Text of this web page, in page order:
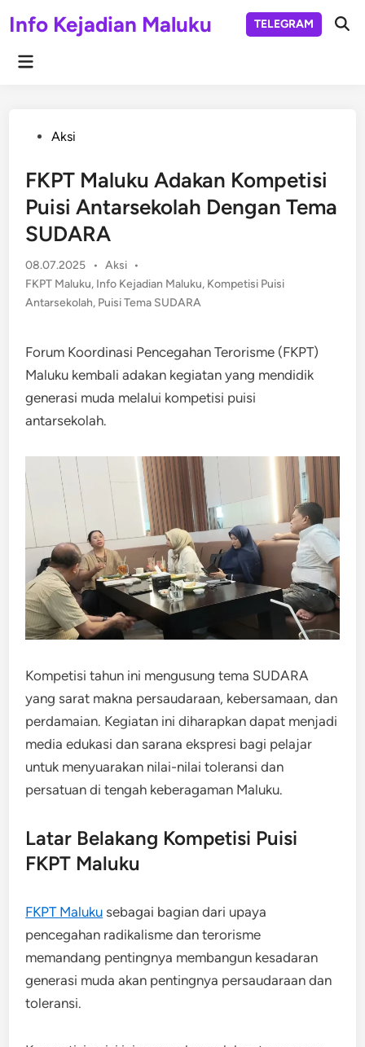
toInfo Kejadian Maluku TELEGRAM
Main
PostedAksi
FKPT Maluku Adakan Kompetisi
Puisi Antarsekolah Dengan Tema
SUDARA
08.07.2025 • Posted
in
Aksi •
FKPT Maluku, Info Kejadian Maluku, Kompetisi Puisi
Antarsekolah, Puisi Tema SUDARA
Forum Koordinasi Pencegahan Terorisme (FKPT)
Maluku kembali adakan kegiatan yang mendidik
generasi muda melalui kompetisi puisi
antarsekolah.
Kompetisi tahun ini mengusung tema SUDARA
yang sarat makna persaudaraan, kebersamaan, dan
perdamaian. Kegiatan ini diharapkan dapat menjadi
media edukasi dan sarana ekspresi bagi pelajar
untuk menyuarakan nilai-nilai toleransi dan
persatuan di tengah keberagaman Maluku.
Latar Belakang Kompetisi Puisi
FKPT Maluku
FKPT Maluku sebagai bagian dari upaya
pencegahan radikalisme dan terorisme
memandang pentingnya membangun kesadaran
generasi muda akan pentingnya persaudaraan dan
toleransi.